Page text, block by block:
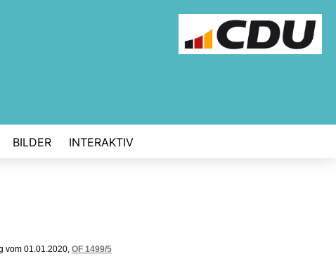
BILDER INTERAKTIV
vom 01.01.2020, OF 1499/5